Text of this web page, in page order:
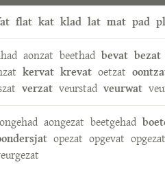
flat kat klad lat mat pad
aonzat beethad bevat bezat
kervat krevat oetzat
verzat veurstad veurwat
aongezat beetgehad
opezat opgevat opgezat